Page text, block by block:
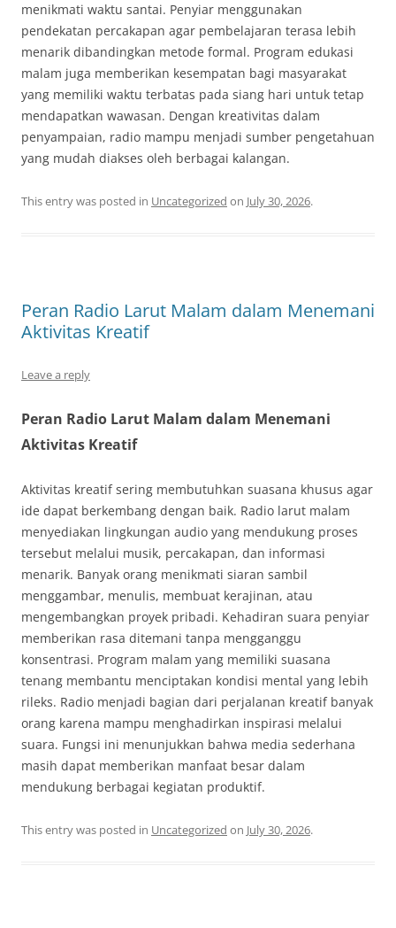
menikmati waktu santai. Penyiar menggunakan
pendekatan percakapan agar pembelajaran terasa lebih
menarik dibandingkan metode formal. Program edukasi
malam juga memberikan kesempatan bagi masyarakat
yang memiliki waktu terbatas pada siang hari untuk tetap
mendapatkan wawasan. Dengan kreativitas dalam
penyampaian, radio mampu menjadi sumber pengetahuan
yang mudah diakses oleh berbagai kalangan.
This entry was posted in Uncategorized on July 30, 2026.
Peran Radio Larut Malam dalam Menemani
Aktivitas Kreatif
Leave a reply
Peran Radio Larut Malam dalam Menemani
Aktivitas Kreatif
Aktivitas kreatif sering membutuhkan suasana khusus agar
ide dapat berkembang dengan baik. Radio larut malam
menyediakan lingkungan audio yang mendukung proses
tersebut melalui musik, percakapan, dan informasi
menarik. Banyak orang menikmati siaran sambil
menggambar, menulis, membuat kerajinan, atau
mengembangkan proyek pribadi. Kehadiran suara penyiar
memberikan rasa ditemani tanpa mengganggu
konsentrasi. Program malam yang memiliki suasana
tenang membantu menciptakan kondisi mental yang lebih
rileks. Radio menjadi bagian dari perjalanan kreatif banyak
orang karena mampu menghadirkan inspirasi melalui
suara. Fungsi ini menunjukkan bahwa media sederhana
masih dapat memberikan manfaat besar dalam
mendukung berbagai kegiatan produktif.
This entry was posted in Uncategorized on July 30, 2026.